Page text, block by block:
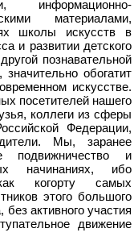
информационно-
материалами,
школы искусств в
и развитии детского
познавательной
обогатит
искусстве.
посетителей нашего
коллеги из сферы
Федерации,
Мы, заранее
и
начинаниях, ибо
когорту самых
этого большого
без активного участия
движение